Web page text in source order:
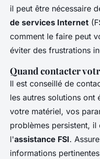
il peut être nécessaire
de services Internet
comment le faire peut
éviter des frustrations
Quand contacter
Il est conseillé de
les autres solutions ont
votre matériel, vos
problèmes persistent,
l'assistance FSI.
informations